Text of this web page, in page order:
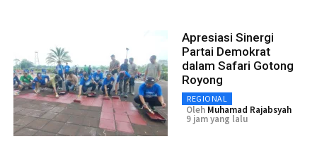
Apresiasi Sinergi
Partai Demokrat
dalam Safari Gotong
Royong
REGIONAL
Oleh Muhamad Rajabsyah
9 jam yang lalu